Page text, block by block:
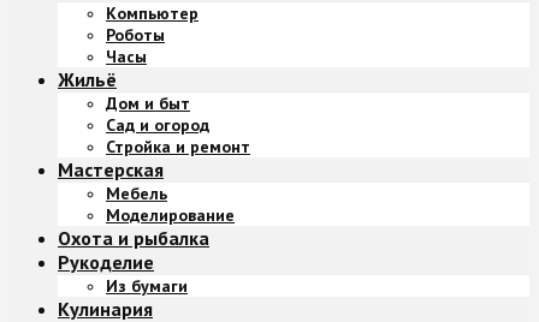
Компьютер
Роботы
Часы
Жильё
Дом и быт
Сад и огород
Стройка и ремонт
Мастерская
Мебель
Моделирование
Охота и рыбалка
Рукоделие
Из бумаги
Кулинария